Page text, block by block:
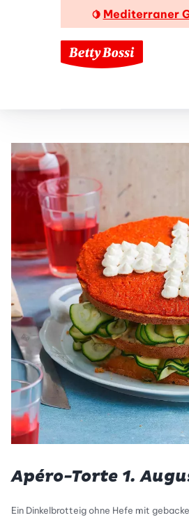
🍋 Mediterraner
Apéro-Torte 1.
Ein Dinkelbrotteig ohne Hefe mit